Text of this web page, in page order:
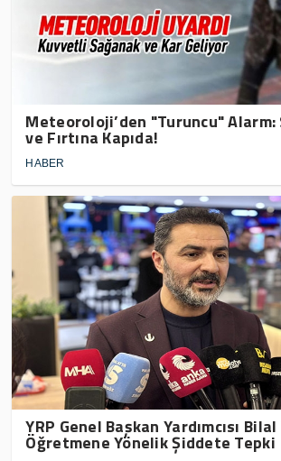
Meteoroloji’den "Turuncu" Alarm:
ve Fırtına Kapıda!
HABER
YRP Genel Başkan Yardımcısı Bilal
Öğretmene Yönelik Şiddete Tepki